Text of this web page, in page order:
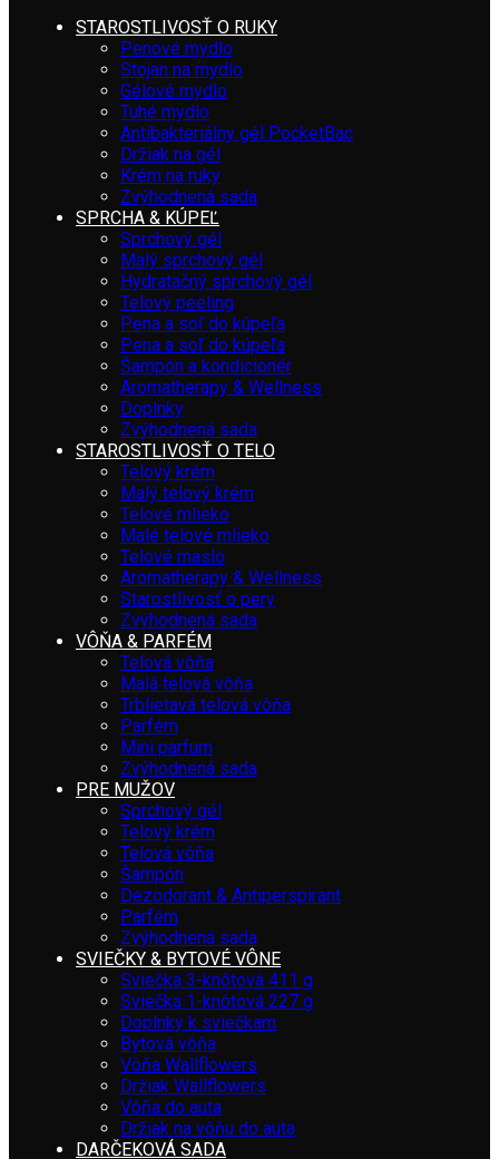
STAROSTLIVOSŤ O RUKY
Penové mydlo
Stojan na mydlo
Gélové mydlo
Tuhé mydlo
Antibakteriálny gél PocketBac
Držiak na gél
Krém na ruky
Zvýhodnená sada
SPRCHA & KÚPEĽ
Sprchový gél
Malý sprchový gél
Hydratačný sprchový gél
Telový peeling
Pena a soľ do kúpeľa
Pena a soľ do kúpeľa
Šampón a kondicionér
Aromatherapy & Wellness
Doplnky
Zvýhodnená sada
STAROSTLIVOSŤ O TELO
Telový krém
Malý telový krém
Telové mlieko
Malé telové mlieko
Telové maslo
Aromatherapy & Wellness
Starostlivosť o pery
Zvýhodnená sada
VÔŇA & PARFÉM
Telová vôňa
Malá telová vôňa
Trblietavá telová vôňa
Parfém
Mini parfum
Zvýhodnená sada
PRE MUŽOV
Sprchový gél
Telový krém
Telová vôňa
Šampón
Dezodorant & Antiperspirant
Parfém
Zvýhodnená sada
SVIEČKY & BYTOVÉ VÔNE
Sviečka 3-knôtová 411 g
Sviečka 1-knôtová 227 g
Doplnky k sviečkam
Bytová vôňa
Vôňa Wallflowers
Držiak Wallflowers
Vôňa do auta
Držiak na vôňu do auta
DARČEKOVÁ SADA